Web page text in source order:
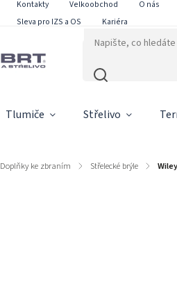
Kontakty Velkoobchod O nás
Sleva pro IZS a OS
Kariéra
Tlumiče Střelivo
Doplňky ke zbraním / Střelecké brýle /